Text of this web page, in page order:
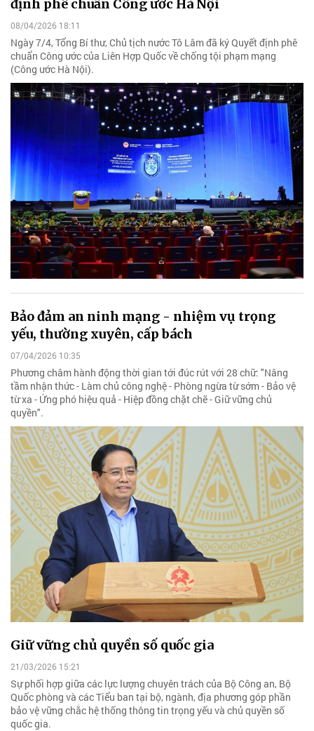
định phê chuẩn Công ước Hà Nội
08/04/2026 18:11
Ngày 7/4, Tổng Bí thư, Chủ tịch nước Tô Lâm đã ký Quyết định phê
chuẩn Công ước của Liên Hợp Quốc về chống tội phạm mạng
(Công ước Hà Nội).
Bảo đảm an ninh mạng - nhiệm vụ trọng
yếu, thường xuyên, cấp bách
07/04/2026 10:35
Phương châm hành động thời gian tới đúc rút với 28 chữ: "Nâng
tầm nhận thức - Làm chủ công nghệ - Phòng ngừa từ sớm - Bảo vệ
từ xa - Ứng phó hiệu quả - Hiệp đồng chặt chẽ - Giữ vững chủ
quyền".
Giữ vững chủ quyền số quốc gia
21/03/2026 15:21
Sự phối hợp giữa các lực lượng chuyên trách của Bộ Công an, Bộ
Quốc phòng và các Tiểu ban tại bộ, ngành, địa phương góp phần
bảo vệ vững chắc hệ thống thông tin trọng yếu và chủ quyền số
quốc gia.